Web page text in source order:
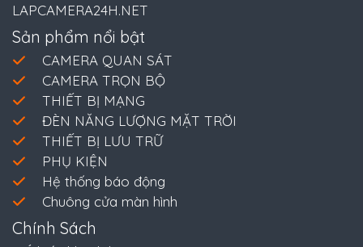
LAPCAMERA24H.NET
Sản phẩm nổi bật
CAMERA QUAN SÁT
CAMERA TRỌN BỘ
THIẾT BỊ MẠNG
ĐÈN NĂNG LƯỢNG MẶT TRỜI
THIẾT BỊ LƯU TRỮ
PHỤ KIỆN
Hệ thống báo động
Chuông cửa màn hình
Chính Sách